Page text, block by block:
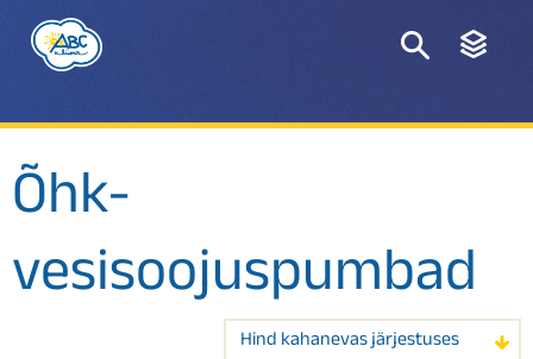
Õhk-
vesisoojuspumbad
Hind kahanevas järjestuses